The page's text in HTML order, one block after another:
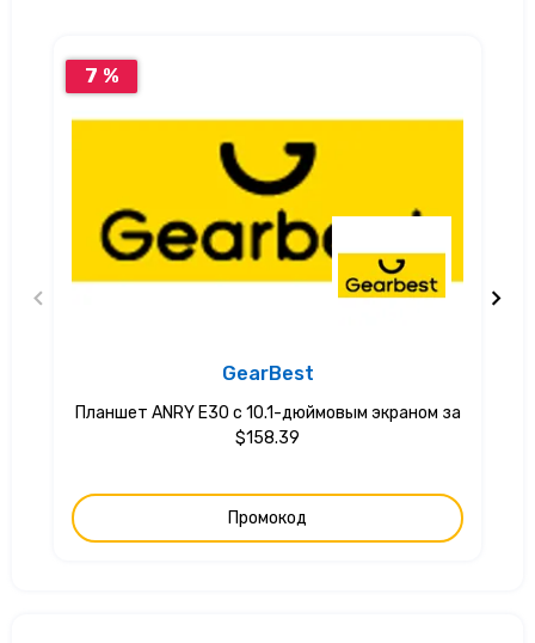
7 %
GearBest
Планшет ANRY E30 с 10.1-дюймовым экраном за
$158.39
Промокод